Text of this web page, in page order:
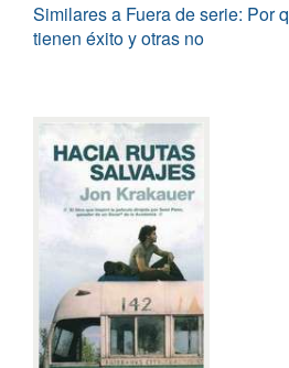
Similares a Fuera de serie: Por
tienen éxito y otras no